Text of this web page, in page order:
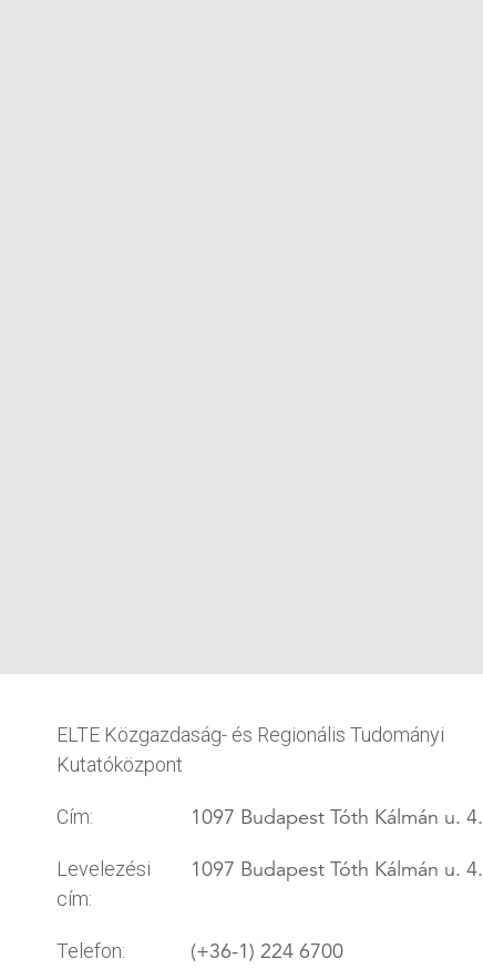
ELTE Közgazdaság- és Regionális Tudományi
Kutatóközpont
Cím: 1097 Budapest Tóth Kálmán u. 4.
Levelezési
cím:
1097 Budapest Tóth Kálmán u. 4.
Telefon: (+36-1) 224 6700